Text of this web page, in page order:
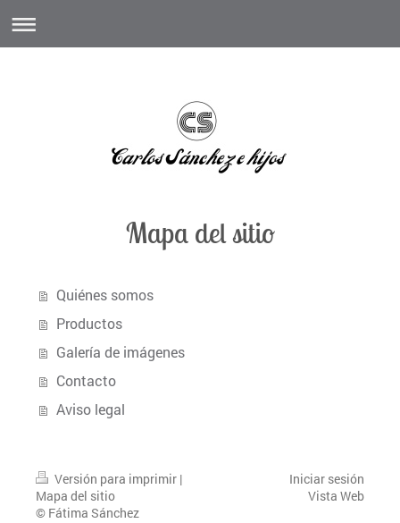
Mapa del sitio
Quiénes somos
Productos
Galería de imágenes
Contacto
Aviso legal
Versión para imprimir |
Mapa del sitio
© Fátima Sánchez
Iniciar sesión
Vista Web